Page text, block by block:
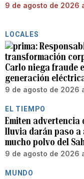
9 de agosto de 2026 a
LOCALES
transformación
Carlo niega fraude
generación
9 de agosto de 2026
EL TIEMPO
Emiten advertencia
lluvia darán paso a
mucho polvo del
9 de agosto de 2026
MUNDO